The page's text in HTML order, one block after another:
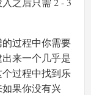
过程中你需要
来一个几乎是
过程中找到乐
果你没有兴